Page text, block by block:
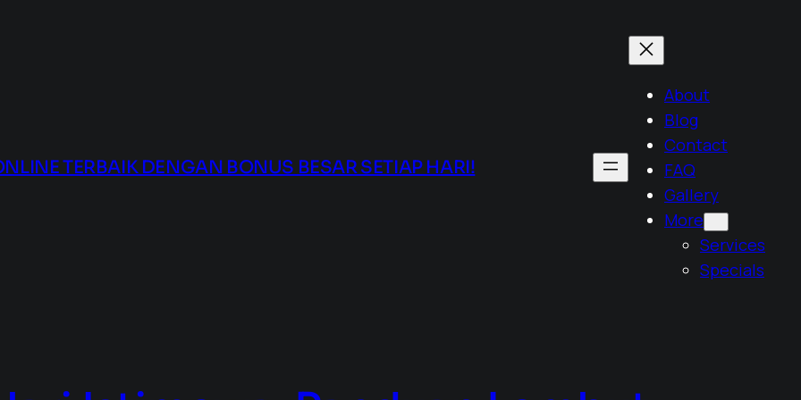
TERBAIK DENGAN BONUS BESAR SETIAP HARI!
About
Blog
Contact
FAQ
Gallery
More
Services
Specials